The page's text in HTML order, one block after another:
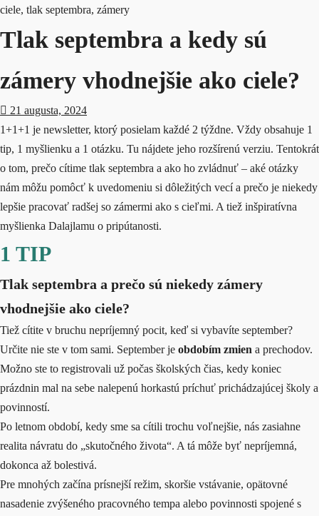
ciele, tlak septembra, zámery
Tlak septembra a kedy sú
zámery vhodnejšie ako ciele?
21 augusta, 2024
1+1+1 je newsletter, ktorý posielam každé 2 týždne. Vždy obsahuje 1
tip, 1 myšlienku a 1 otázku. Tu nájdete jeho rozšírenú verziu. Tentokrát
o tom, prečo cítime tlak septembra a ako ho zvládnuť – aké otázky
nám môžu pomôcť k uvedomeniu si dôležitých vecí a prečo je niekedy
lepšie pracovať radšej so zámermi ako s cieľmi. A tiež inšpiratívna
myšlienka Dalajlamu o pripútanosti.
1 TIP
Tlak septembra a prečo sú niekedy zámery
vhodnejšie ako ciele?
Tiež cítite v bruchu nepríjemný pocit, keď si vybavíte september?
Určite nie ste v tom sami. September je obdobím zmien a prechodov.
Možno ste to registrovali už počas školských čias, kedy koniec
prázdnin mal na sebe nalepenú horkastú príchuť prichádzajúcej školy a
povinností.
Po letnom období, kedy sme sa cítili trochu voľnejšie, nás zasiahne
realita návratu do „skutočného života“. A tá môže byť nepríjemná,
dokonca až bolestivá.
Pre mnohých začína prísnejší režim, skoršie vstávanie, opätovné
nasadenie zvýšeného pracovného tempa alebo povinnosti spojené s